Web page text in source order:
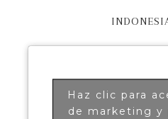
Haz clic para
de marketing